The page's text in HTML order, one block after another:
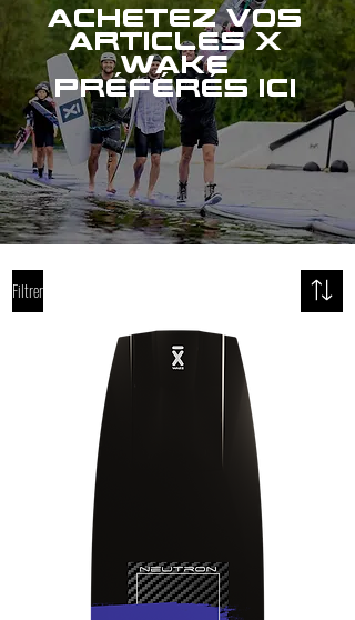
Achetez vos
articles X
Wake
préférés ici
Filtrer